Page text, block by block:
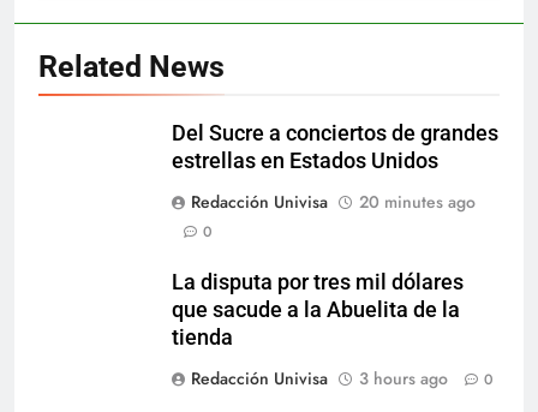
Related News
Del Sucre a conciertos de grandes
estrellas en Estados Unidos
Redacción Univisa
20 minutes ago
0
La disputa por tres mil dólares
que sacude a la Abuelita de la
tienda
Redacción Univisa
3 hours ago 0